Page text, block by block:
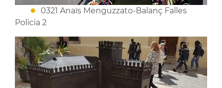
0321 Anaïs Menguzzato-Balanç Falles
Policia 2